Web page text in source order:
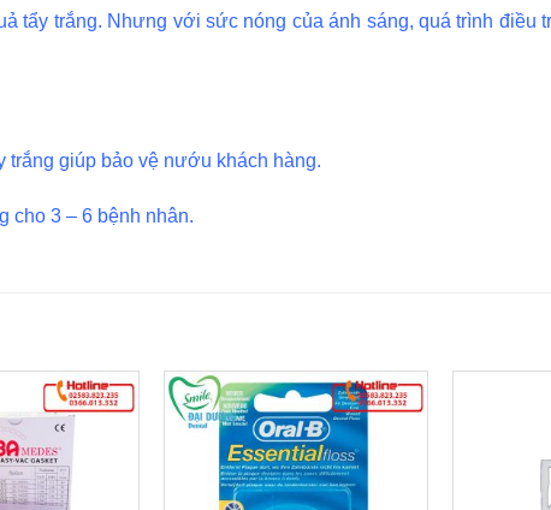
tẩy trắng. Nhưng với sức nóng của ánh sáng, quá trình điều
trắng giúp bảo vệ nướu khách hàng.
cho 3 – 6 bệnh nhân.